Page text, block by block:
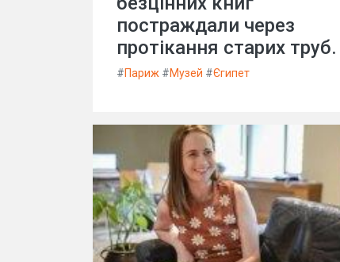
постраждали через
протікання старих труб.
#Париж #Музей #Єгипет